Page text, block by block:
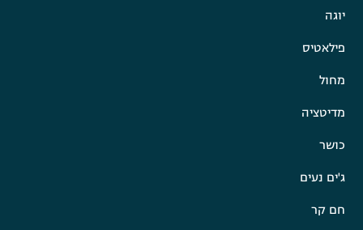
יוגה
פילאטיס
מחול
מדיטציה
כושר
ג'ים נעים
חם קר